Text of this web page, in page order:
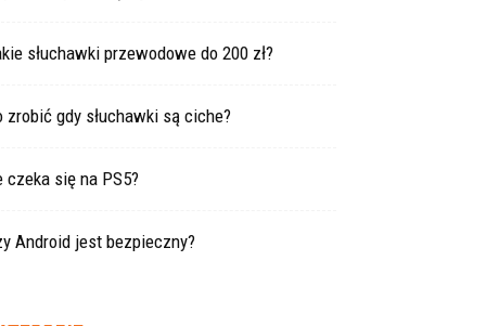
słuchawki przewodowe do 200 zł?
zrobić gdy słuchawki są ciche?
czeka się na PS5?
Android jest bezpieczny?